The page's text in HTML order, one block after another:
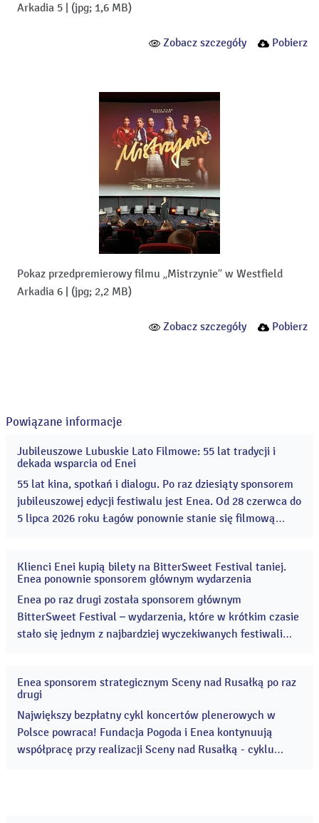
Arkadia 5
(jpg; 1,6 MB)
Zobacz szczegóły Pobierz
Pokaz przedpremierowy filmu „Mistrzynie” w Westfield
Arkadia 6
(jpg; 2,2 MB)
Zobacz szczegóły Pobierz
Powiązane informacje
2026
Jubileuszowe Lubuskie Lato Filmowe: 55 lat tradycji i
dekada wsparcia od Enei
55 lat kina, spotkań i dialogu. Po raz dziesiąty sponsorem
jubileuszowej edycji festiwalu jest Enea. Od 28 czerwca do
5 lipca 2026 roku Łagów ponownie stanie się filmową
12
Klienci Enei kupią bilety na BitterSweet Festival taniej.
Enea ponownie sponsorem głównym wydarzenia
Enea po raz drugi została sponsorem głównym
BitterSweet Festival – wydarzenia, które w krótkim czasie
stało się jednym z najbardziej wyczekiwanych festiwali
01
2026
Enea sponsorem strategicznym Sceny nad Rusałką po raz
drugi
Największy bezpłatny cykl koncertów plenerowych w
Polsce powraca! Fundacja Pogoda i Enea kontynuują
współpracę przy realizacji Sceny nad Rusałką - cyklu